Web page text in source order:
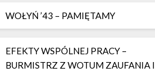
WOŁYŃ ’43 – PAMIĘTAMY
EFEKTY WSPÓLNEJ PRACY –
BURMISTRZ Z WOTUM ZAUFANIA I